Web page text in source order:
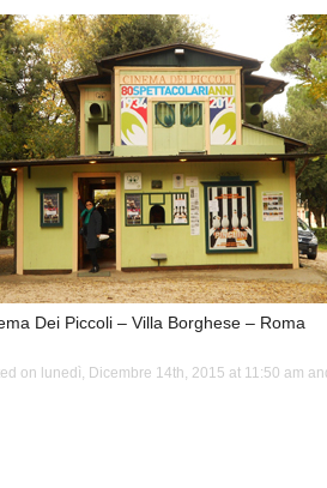
Dei Piccoli – Villa Borghese – Roma
on lunedì, Dicembre 14th, 2015 at 11:50 am